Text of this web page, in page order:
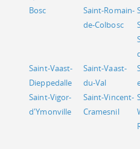
Bosc
Saint-Romain-
de-Colbosc
Saint-Vaast-
Dieppedalle
Saint-Vaast-
du-Val
Saint-Vigor-
d'Ymonville
Saint-Vincent-
Cramesnil